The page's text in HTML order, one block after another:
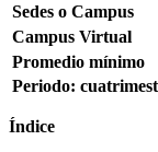
Sedes o Campus
Campus Virtual
Promedio mínimo
Periodo:
Índice